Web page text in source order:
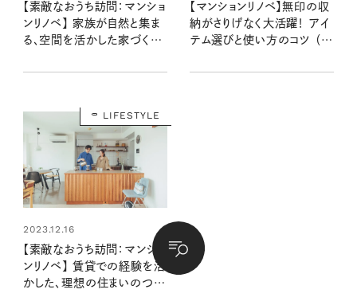
【素敵なおうち訪問：マンショ
ンリノベ】 家族が自然と集ま
る、空間を活かした家づくり
【マンションリノベ】無印の収
納がさりげなく大活躍！ アイ
テム選びと使い方のコツ （菅
LIFESTYLE
2023.12.16
【素敵なおうち訪問：マンショ
ンリノベ】 賃貸での経験を活
かした、理想の住まいのつく